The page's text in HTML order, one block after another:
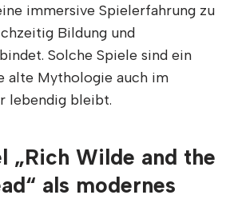
immersive Spielerfahrung zu
Bildung und
Solche Spiele sind ein
alte Mythologie auch im
lebendig bleibt.
„Rich Wilde and the
als modernes